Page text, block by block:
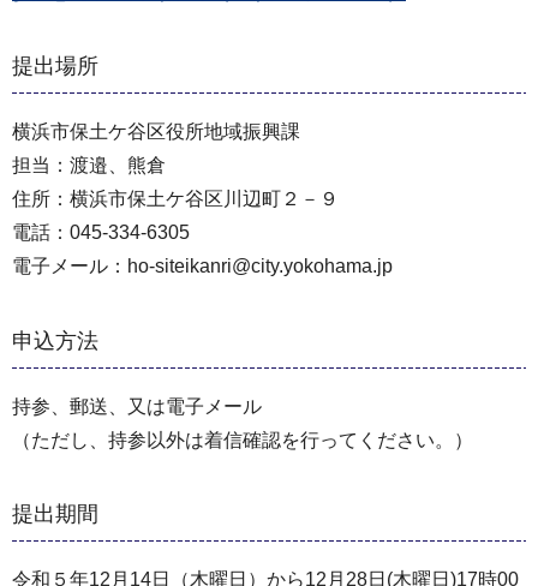
提出場所
横浜市保土ケ谷区役所地域振興課
担当：渡邉、熊倉
住所：横浜市保土ケ谷区川辺町２－９
電話：045-334-6305
電子メール：ho-siteikanri@city.yokohama.jp
申込方法
持参、郵送、又は電子メール
（ただし、持参以外は着信確認を行ってください。）
提出期間
令和５年12月14日（木曜日）から12月28日(木曜日)17時00